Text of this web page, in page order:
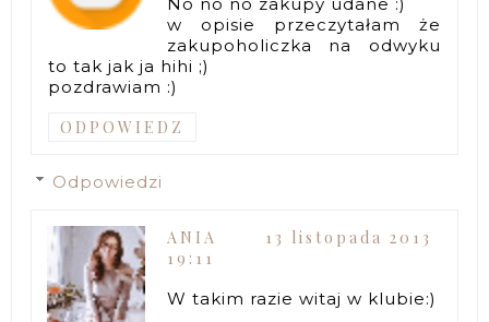
w opisie przeczytałam że
zakupoholiczka na odwyku
to tak jak ja hihi ;)
pozdrawiam :)
ODPOWIEDZ
Odpowiedzi
ANIA
13 listopada 2013
19:11
W takim razie witaj w klubie:)